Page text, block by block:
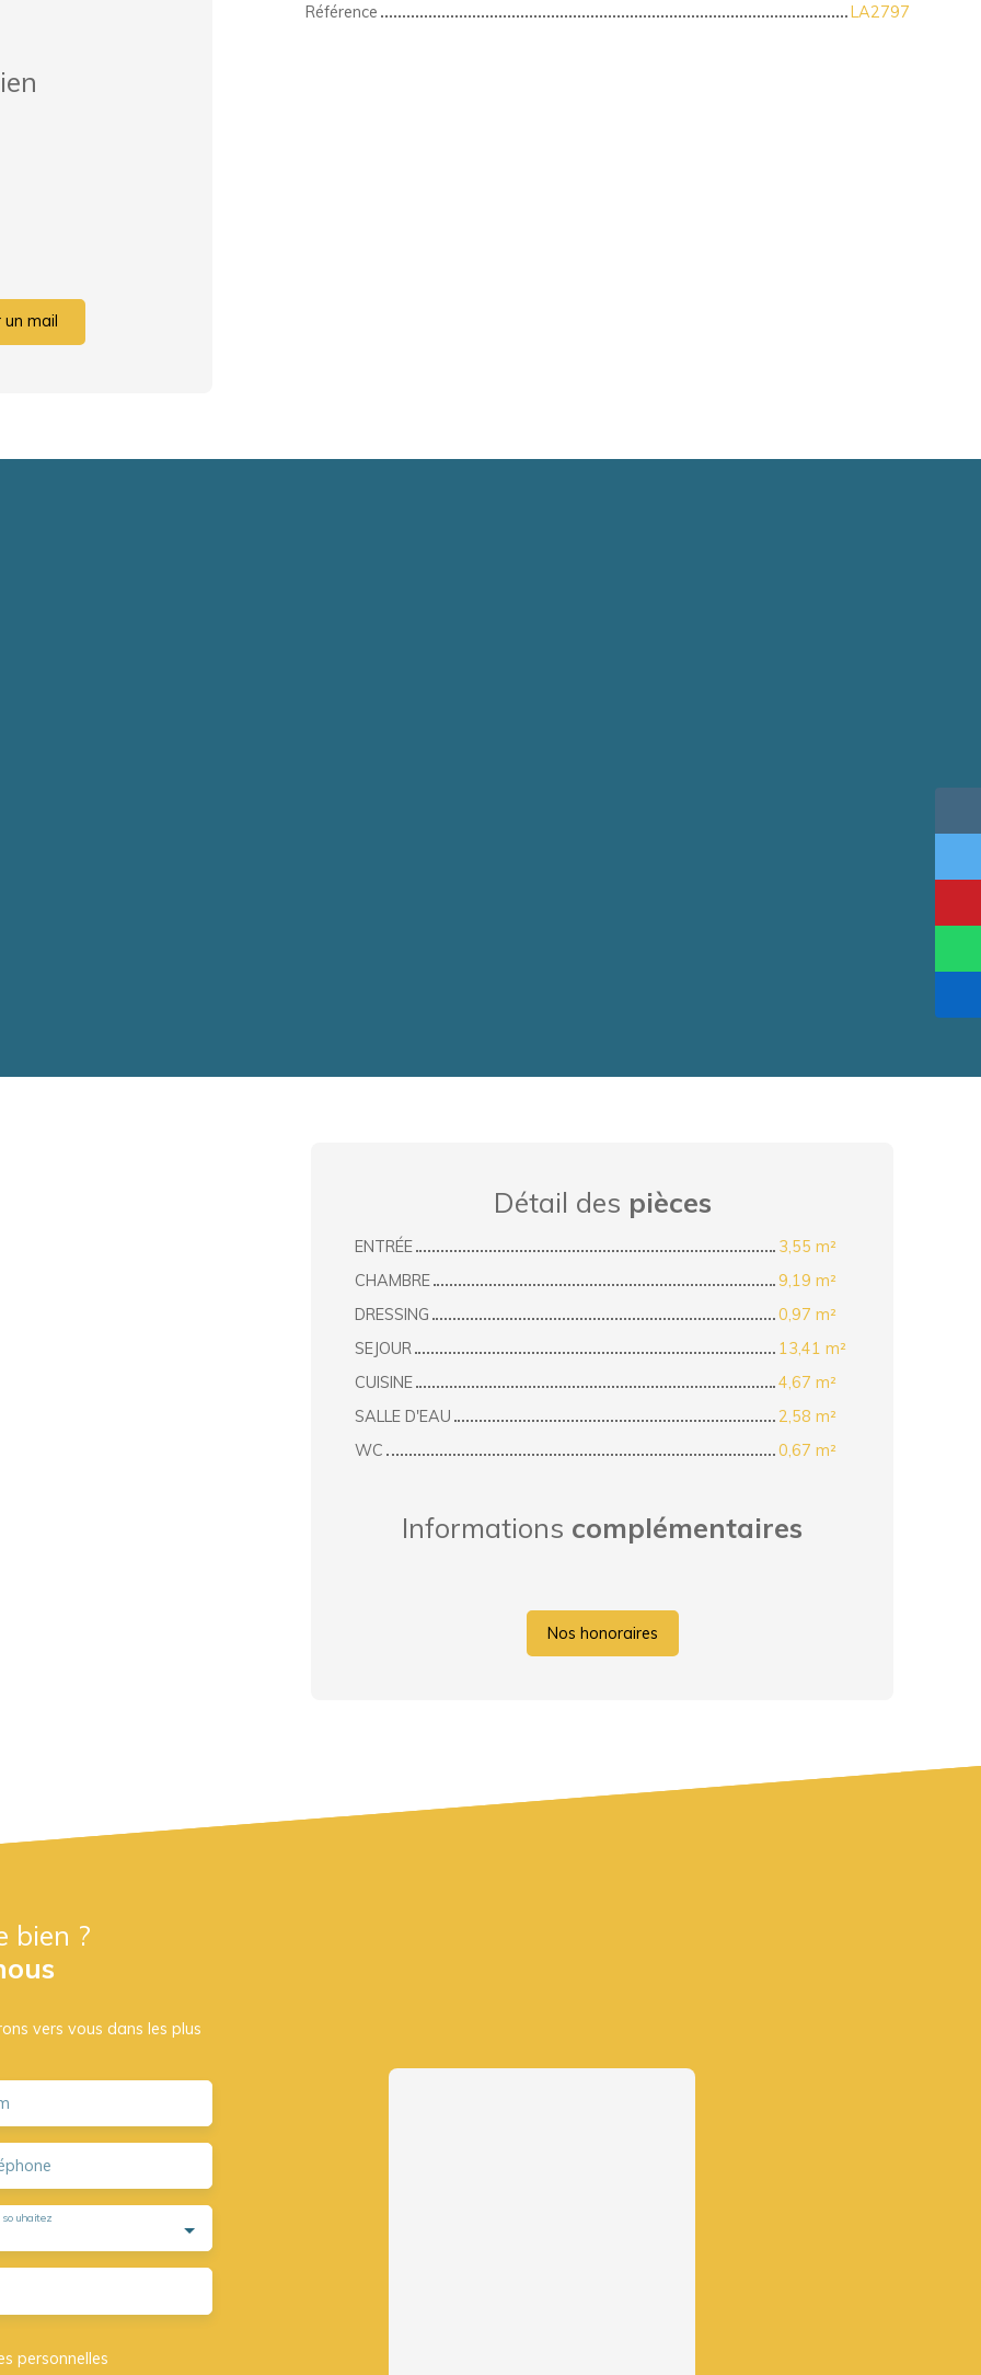
mail
Référence
LA2797
Détail des pièces
ENTRÉE
3,55 m²
CHAMBRE
9,19 m²
DRESSING
0,97 m²
SEJOUR
13,41 m²
CUISINE
4,67 m²
SALLE D'EAU
2,58 m²
WC
0,67 m²
Informations complémentaires
Nos honoraires
bien ?
vers vous dans les plus
souhaitez
personnelles